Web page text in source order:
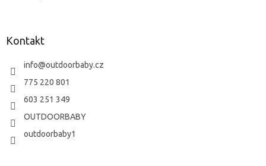
Kontakt
info@outdoorbaby.cz
775 220 801
603 251 349
OUTDOORBABY
outdoorbaby1